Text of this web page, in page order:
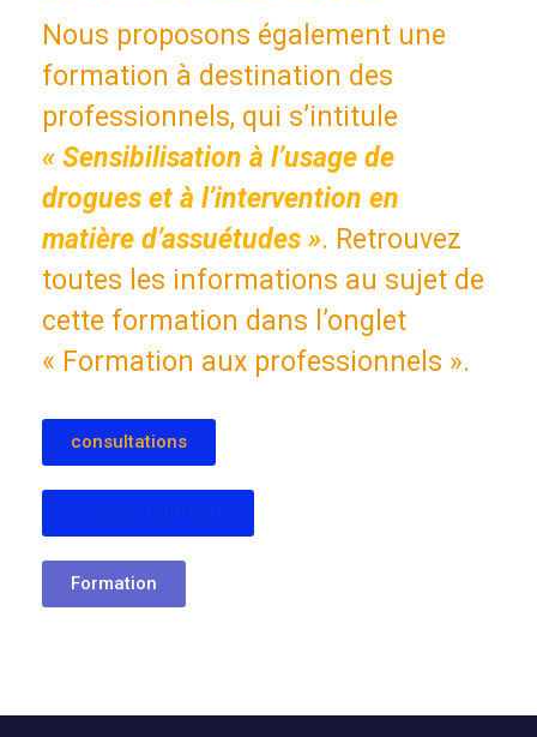
Nous proposons également une
formation à destination des
professionnels, qui s’intitule
« Sensibilisation à l’usage de
drogues et à l’intervention en
matière d’assuétudes ». Retrouvez
toutes les informations au sujet de
cette formation dans l’onglet
« Formation aux professionnels ».
consultations
Formation